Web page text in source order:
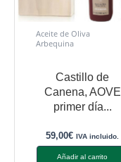
Aceite de Oliva
Arbequina
Castillo de
Canena, AOVE
primer día...
59,00€ IVA incluido.
Añadir al carrito